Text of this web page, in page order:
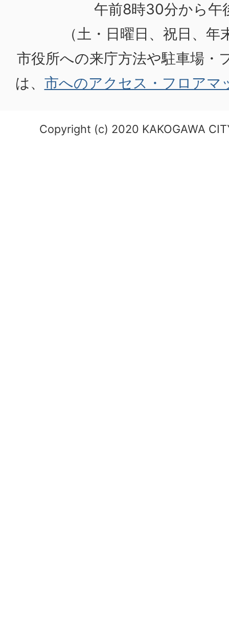
午前8時30分から午
（土・日曜日、祝日、
市役所への来庁方法や駐車場・
は、 市へのアクセス・フロアマ
Copyright (c) 2020 KAKOGAWA